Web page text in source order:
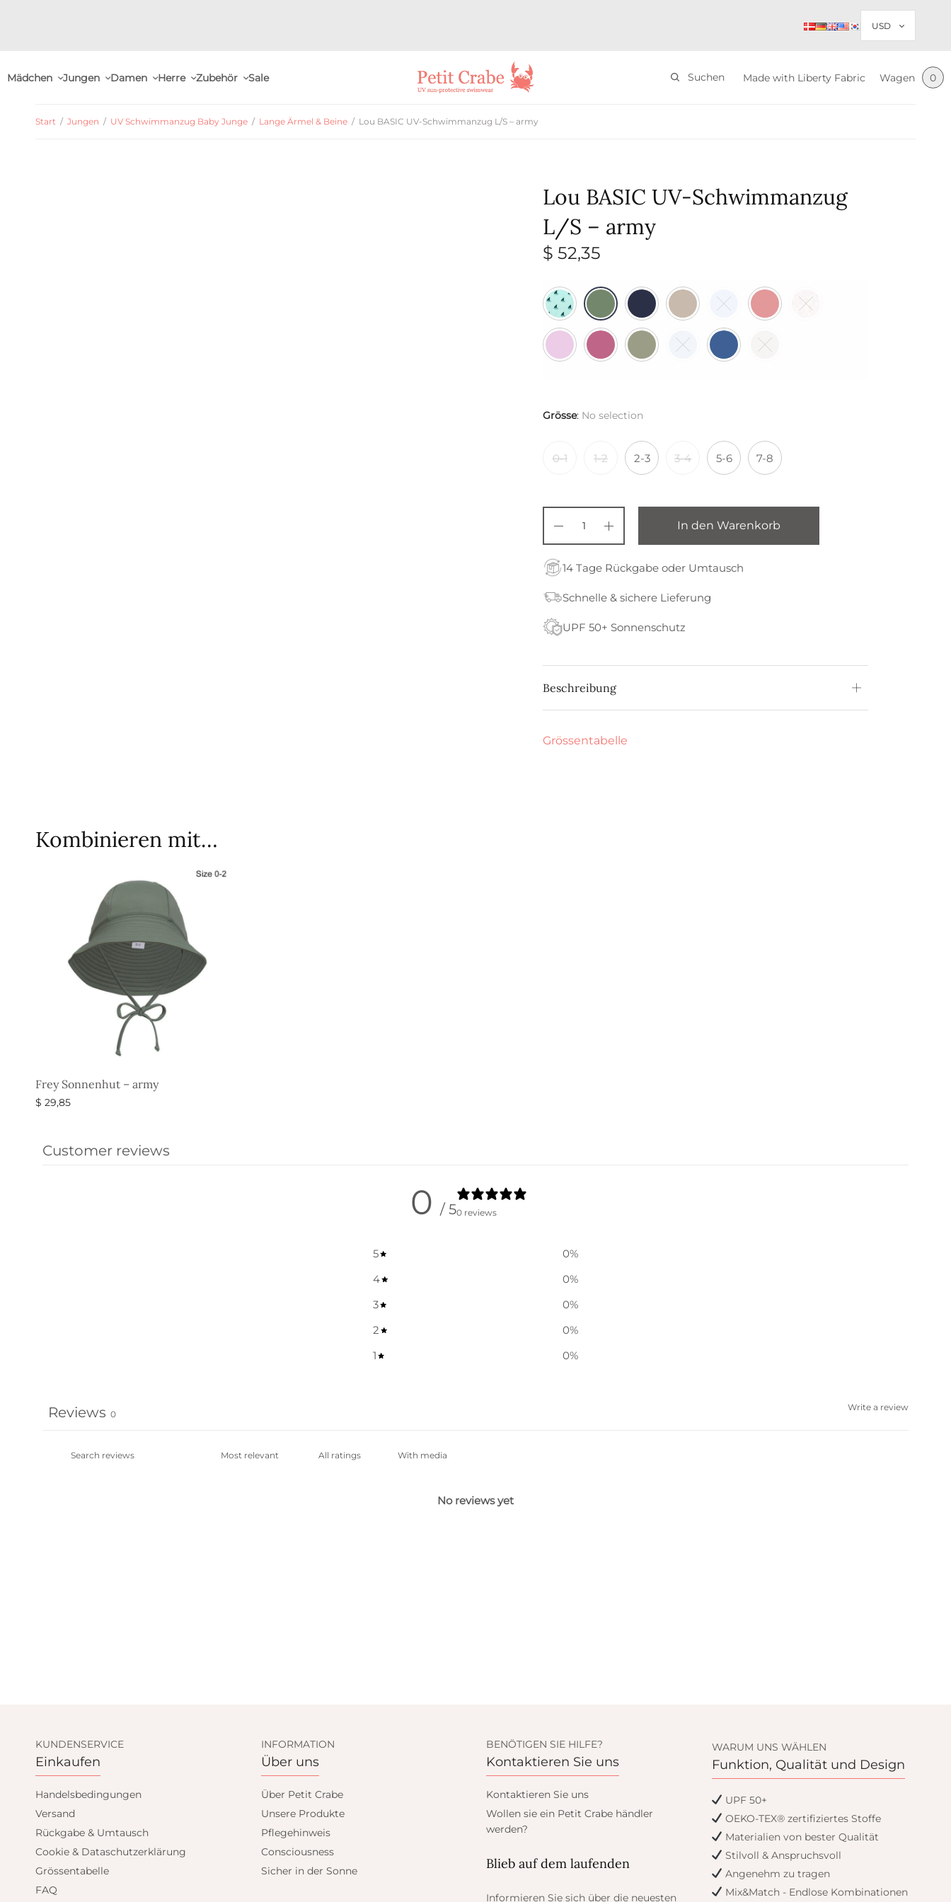
Mädchen Jungen Damen Herre Zubehör Sale Suchen Made with Liberty Fabric Wagen 0
Start / Jungen / UV Schwimmanzug Baby Junge / Lange Ärmel & Beine / Lou BASIC UV-Schwimmanzug L/S – army
Lou BASIC UV-Schwimmanzug
L/S – army
$ 52,35
Grösse: No selection
0-1 1-2 2-3 3-4 5-6 7-8
In den Warenkorb
14 Tage Rückgabe oder Umtausch
Schnelle & sichere Lieferung
UPF 50+ Sonnenschutz
Beschreibung
Grössentabelle
Kombinieren mit…
Frey Sonnenhut – army
$ 29,85
Customer reviews
0 / 50 reviews
5 0%
4
0%
3
0%
2
0%
1
0%
Write a review
Reviews 0
With media
No reviews yet
KUNDENSERVICE
Einkaufen
Handelsbedingungen
Versand
Rückgabe & Umtausch
Cookie & Dataschutzerklärung
Grössentabelle
FAQ
INFORMATION
Über uns
Über Petit Crabe
Unsere Produkte
Pflegehinweis
Consciousness
Sicher in der Sonne
BENÖTIGEN SIE HILFE?
Kontaktieren Sie uns
Kontaktieren Sie uns
Wollen sie ein Petit Crabe händler
werden?
Blieb auf dem laufenden
Informieren Sie sich über die neuesten
WARUM UNS WÄHLEN
Funktion, Qualität und Design
UPF 50+
OEKO-TEX® zertifiziertes Stoffe
Materialien von bester Qualität
Stilvoll & Anspruchsvoll
Angenehm zu tragen
Mix&Match - Endlose Kombinationen